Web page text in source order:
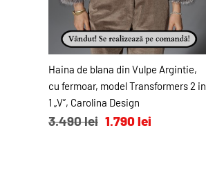
ADAUGĂ ÎN COŞ
Haina de blana din Vulpe Argintie,
cu fermoar, model Transformers 2 in
1 „V”, Carolina Design
3.490 lei 1.790 lei